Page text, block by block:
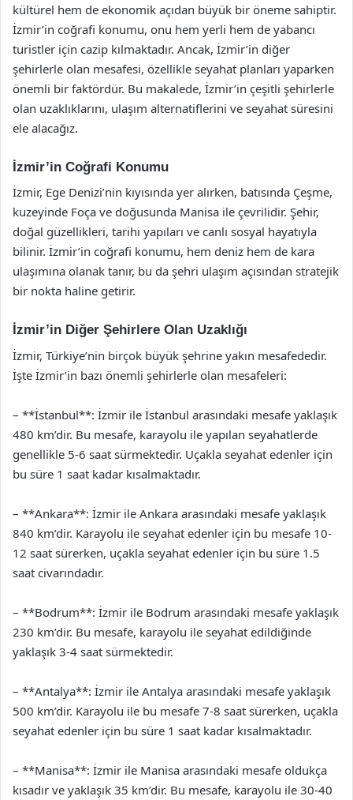
kültürel hem de ekonomik açıdan büyük bir öneme sahiptir.
İzmir’in coğrafi konumu, onu hem yerli hem de yabancı
turistler için cazip kılmaktadır. Ancak, İzmir’in diğer
şehirlerle olan mesafesi, özellikle seyahat planları yaparken
önemli bir faktördür. Bu makalede, İzmir’in çeşitli şehirlerle
olan uzaklıklarını, ulaşım alternatiflerini ve seyahat süresini
ele alacağız.
İzmir’in Coğrafi Konumu
İzmir, Ege Denizi’nin kıyısında yer alırken, batısında Çeşme,
kuzeyinde Foça ve doğusunda Manisa ile çevrilidir. Şehir,
doğal güzellikleri, tarihi yapıları ve canlı sosyal hayatıyla
bilinir. İzmir’in coğrafi konumu, hem deniz hem de kara
ulaşımına olanak tanır, bu da şehri ulaşım açısından stratejik
bir nokta haline getirir.
İzmir’in Diğer Şehirlere Olan Uzaklığı
İzmir, Türkiye’nin birçok büyük şehrine yakın mesafededir.
İşte İzmir’in bazı önemli şehirlerle olan mesafeleri:
– **İstanbul**: İzmir ile İstanbul arasındaki mesafe yaklaşık
480 km’dir. Bu mesafe, karayolu ile yapılan seyahatlerde
genellikle 5-6 saat sürmektedir. Uçakla seyahat edenler için
bu süre 1 saat kadar kısalmaktadır.
– **Ankara**: İzmir ile Ankara arasındaki mesafe yaklaşık
840 km’dir. Karayolu ile seyahat edenler için bu mesafe 10-
12 saat sürerken, uçakla seyahat edenler için bu süre 1.5
saat civarındadır.
– **Bodrum**: İzmir ile Bodrum arasındaki mesafe yaklaşık
230 km’dir. Bu mesafe, karayolu ile seyahat edildiğinde
yaklaşık 3-4 saat sürmektedir.
– **Antalya**: İzmir ile Antalya arasındaki mesafe yaklaşık
500 km’dir. Karayolu ile bu mesafe 7-8 saat sürerken, uçakla
seyahat edenler için bu süre 1 saat kadar kısalmaktadır.
– **Manisa**: İzmir ile Manisa arasındaki mesafe oldukça
kısadır ve yaklaşık 35 km’dir. Bu mesafe, karayolu ile 30-40